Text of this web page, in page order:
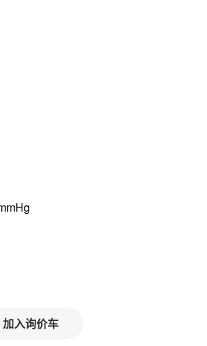
加入询价车